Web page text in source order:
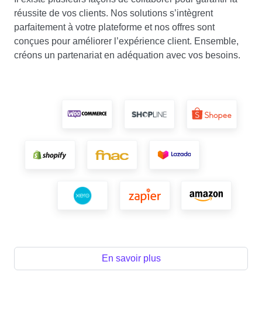
réussite de vos clients. Nos solutions s’intègrent
parfaitement à votre plateforme et nos offres sont
conçues pour améliorer l’expérience client. Ensemble,
créons un partenariat en adéquation avec vos besoins.
En savoir plus